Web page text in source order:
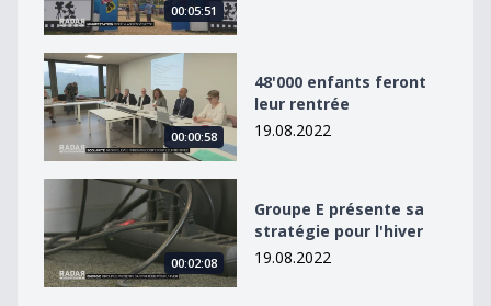
00:05:51
48&#039;000 enfants feront leur rentrée
00:00:58
48'000 enfants feront
leur rentrée
19.08.2022
Groupe E présente sa stratégie pour l&#039;hiver
00:02:08
Groupe E présente sa
stratégie pour l'hiver
19.08.2022